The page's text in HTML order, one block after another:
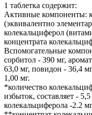
1 таблетка содержит:
Активные компоненты:
(эквивалентно
колекальциферол
концентрата
Вспомогательные
сорбитол - 390 мг,
63,0 мг, повидон - 36,4
1,00 мг.
*количество
избыток, составляет -
колекальциферола -2.2